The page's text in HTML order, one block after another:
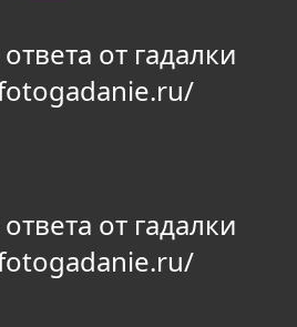
от гадалки
от гадалки